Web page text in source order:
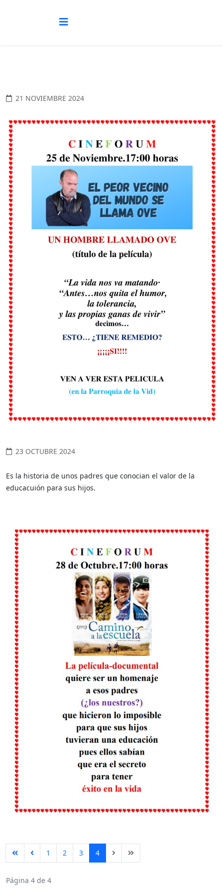
21 NOVIEMBRE 2024
23 OCTUBRE 2024
Es la historia de unos padres que conocian el valor de la
educacuión para sus hijos.
1 2 3 4
Página 4 de 4